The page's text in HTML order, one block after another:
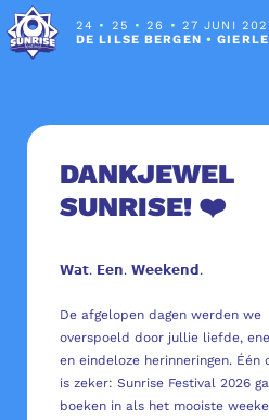
24 • 25 • 26 • 27 JUNI
DE LILSE BERGEN • GIERLE
DANKJEWEL
SUNRISE! ❤️
𝗪𝗮𝘁. 𝗘𝗲𝗻. 𝗪𝗲𝗲𝗸𝗲𝗻𝗱.
De afgelopen dagen werden we
overspoeld door jullie liefde,
en eindeloze herinneringen. Één
is zeker: Sunrise Festival 2026
boeken in als het mooiste